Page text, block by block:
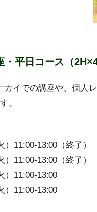
平日コース（2H×4
カイでの講座や、個人
。
11:00-13:00（終了）
11:00-13:00（終了）
11:00-13:00
11:00-13:00